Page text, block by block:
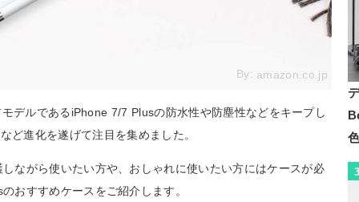
By: amazon.co.jp
デルであるiPhone 7/7 Plusの防水性や防塵性などをキープし
ど進化を遂げて注目を集めました。
ながら使いたい方や、おしゃれに使いたい方にはケースが必
おすすめケースをご紹介します。